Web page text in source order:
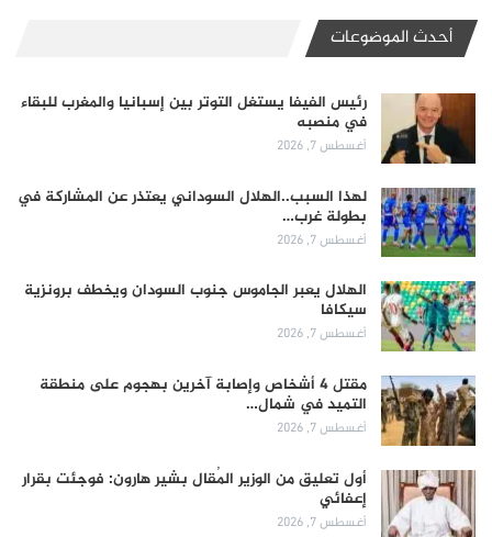
أحدث الموضوعات
رئيس الفيفا يستغل التوتر بين إسبانيا والمغرب للبقاء
في منصبه
أغسطس 7, 2026
لهذا السبب..الهلال السوداني يعتذر عن المشاركة في
بطولة غرب…
أغسطس 7, 2026
الهلال يعبر الجاموس جنوب السودان ويخطف برونزية
سيكافا
أغسطس 7, 2026
مقتل 4 أشخاص وإصابة آخرين بهجوم على منطقة
التميد في شمال…
أغسطس 7, 2026
أول تعليق من الوزير المُقال بشير هارون: فوجئت بقرار
إعفائي
أغسطس 7, 2026